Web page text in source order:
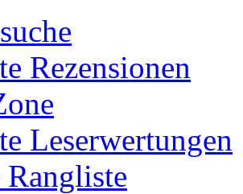
Rezensionen
Leserwertungen
Rangliste